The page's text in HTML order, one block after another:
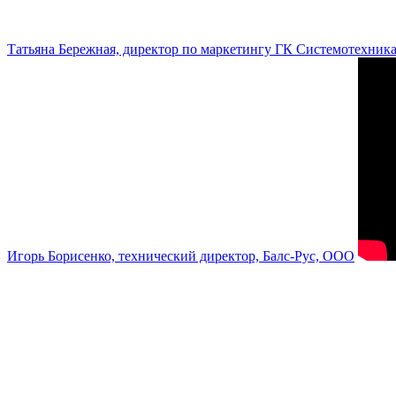
Татьяна Бережная, директор по маркетингу ГК Системотехника
Игорь Борисенко, технический директор, Балс-Рус, ООО